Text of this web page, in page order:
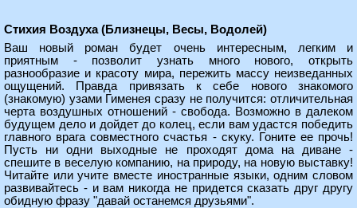
Стихия Воздуха (Близнецы, Весы, Водолей)
Ваш новый роман будет очень интересным, легким и
приятным - позволит узнать много нового, открыть
разнообразие и красоту мира, пережить массу неизведанных
ощущений. Правда привязать к себе нового знакомого
(знакомую) узами Гименея сразу не получится: отличительная
черта воздушных отношений - свобода. Возможно в далеком
будущем дело и дойдет до колец, если вам удастся победить
главного врага совместного счастья - скуку. Гоните ее прочь!
Пусть ни одни выходные не проходят дома на диване -
спешите в веселую компанию, на природу, на новую выставку!
Читайте или учите вместе иностранные языки, одним словом
развивайтесь - и вам никогда не придется сказать друг другу
обидную фразу "давай останемся друзьями".